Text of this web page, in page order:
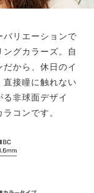
バリエーションで
グカラーズ。自
から、休日のイ
直接瞳に触れない
非球面デザイ
コンです。